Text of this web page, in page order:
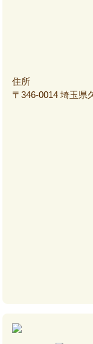
住所
〒346-0014 埼玉